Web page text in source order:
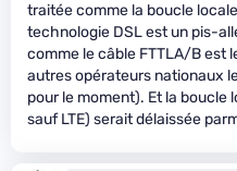
traitée comme la boucle
technologie DSL est un pis-
comme le câble FTTLA/B est
autres opérateurs nationaux
pour le moment). Et la boucle
sauf LTE) serait délaissée